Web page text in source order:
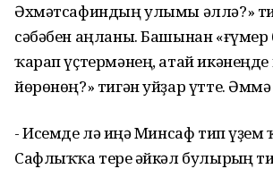
Әхмәтсафиндың улымы әллә?»
сәбәбен аңланы. Башынан «ғүмер
ҡарап үҫтермәнең, атай
йөрөнөң?» тигән уйҙар үтте.
- Исемде лә һиңә Минсаф тип
Сафлыҡҡа тере һәйкәл булырһың